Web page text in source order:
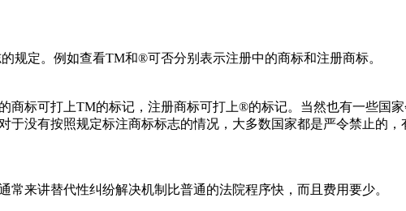
规定。例如查看TM和®可否分别表示注册中的商标和注册商标。
商标可打上TM的标记，注册商标可打上®的标记。当然也有一些国
没有按照规定标注商标标志的情况，大多数国家都是严令禁止的
来讲替代性纠纷解决机制比普通的法院程序快，而且费用要少。